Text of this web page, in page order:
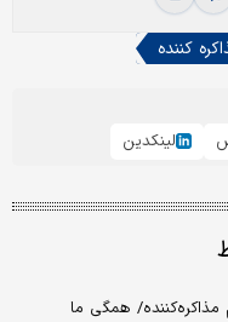
کننده
لینکدین
مذاکره‌کننده/ همگی ما